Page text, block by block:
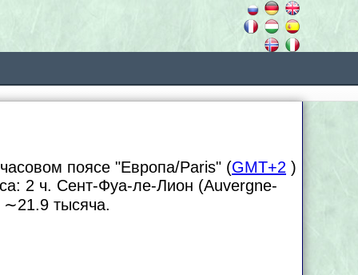
поясе "Европа/Paris" (GMT+2 )
2 ч. Сент-Фуа-ле-Лион (Auvergne-
∼21.9 тысяча.